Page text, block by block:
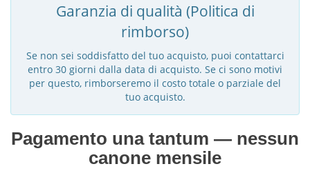
Garanzia di qualità (Politica di
rimborso)
Se non sei soddisfatto del tuo acquisto, puoi contattarci
entro 30 giorni dalla data di acquisto. Se ci sono motivi
per questo, rimborseremo il costo totale o parziale del
tuo acquisto.
Pagamento una tantum — nessun
canone mensile